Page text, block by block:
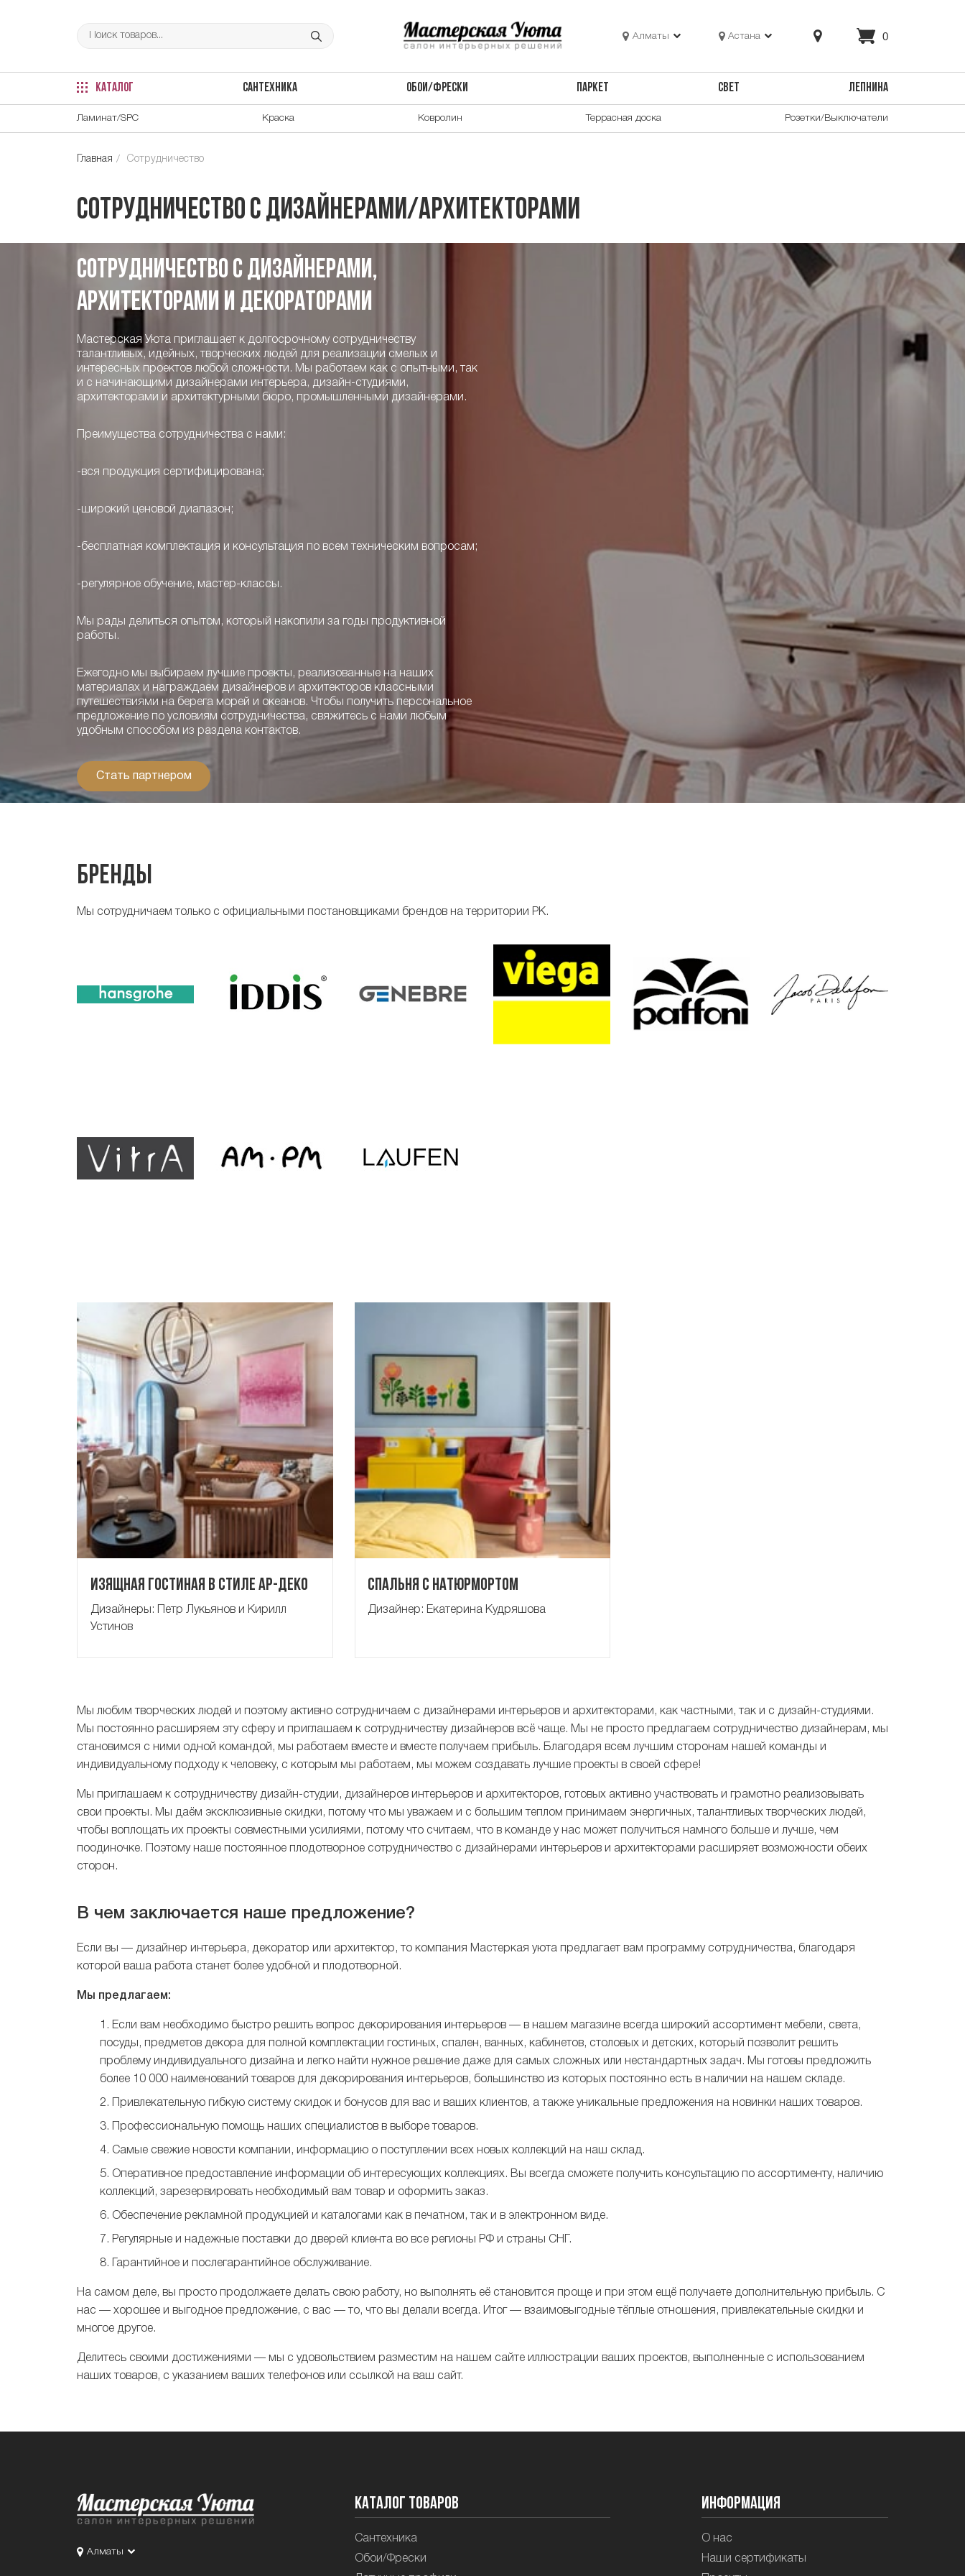
Алматы Астана 0
КАТАЛОГ САНТЕХНИКА ОБОИ/ФРЕСКИ ПАРКЕТ СВЕТ ЛЕПНИНА
Ламинат/SPC Краска Ковролин Террасная доска Розетки/Выключатели
Главная Сотрудничество
Сотрудничество с дизайнерами/архитекторами
Сотрудничество с дизайнерами,
архитекторами и декораторами
Мастерская Уюта приглашает к долгосрочному сотрудничеству
талантливых, идейных, творческих людей для реализации смелых и
интересных проектов любой сложности. Мы работаем как с опытными, так
и с начинающими дизайнерами интерьера, дизайн-студиями,
архитекторами и архитектурными бюро, промышленными дизайнерами.
Преимущества сотрудничества с нами:
-вся продукция сертифицирована;
-широкий ценовой диапазон;
-бесплатная комплектация и консультация по всем техническим вопросам;
-регулярное обучение, мастер-классы.
Мы рады делиться опытом, который накопили за годы продуктивной
работы.
Ежегодно мы выбираем лучшие проекты, реализованные на наших
материалах и награждаем дизайнеров и архитекторов классными
путешествиями на берега морей и океанов. Чтобы получить персональное
предложение по условиям сотрудничества, свяжитесь с нами любым
удобным способом из раздела контактов.
Стать партнером
Бренды
Мы сотрудничаем только с официальными постановщиками брендов на территории РК.
Изящная гостиная в стиле ар-деко
Дизайнеры: Петр Лукьянов и Кирилл
Устинов
Спальня с натюрмортом
Дизайнер: Екатерина Кудряшова
Мы любим творческих людей и поэтому активно сотрудничаем с дизайнерами интерьеров и архитекторами, как частными, так и с дизайн-студиями.
Мы постоянно расширяем эту сферу и приглашаем к сотрудничеству дизайнеров всё чаще. Мы не просто предлагаем сотрудничество дизайнерам, мы
становимся с ними одной командой, мы работаем вместе и вместе получаем прибыль. Благодаря всем лучшим сторонам нашей команды и
индивидуальному подходу к человеку, с которым мы работаем, мы можем создавать лучшие проекты в своей сфере!
Мы приглашаем к сотрудничеству дизайн-студии, дизайнеров интерьеров и архитекторов, готовых активно участвовать и грамотно реализовывать
свои проекты. Мы даём эксклюзивные скидки, потому что мы уважаем и с большим теплом принимаем энергичных, талантливых творческих людей,
чтобы воплощать их проекты совместными усилиями, потому что считаем, что в команде у нас может получиться намного больше и лучше, чем
поодиночке. Поэтому наше постоянное плодотворное сотрудничество с дизайнерами интерьеров и архитекторами расширяет возможности обеих
сторон.
В чем заключается наше предложение?
Если вы — дизайнер интерьера, декоратор или архитектор, то компания Мастеркая уюта предлагает вам программу сотрудничества, благодаря
которой ваша работа станет более удобной и плодотворной.
Мы предлагаем:
Если вам необходимо быстро решить вопрос декорирования интерьеров — в нашем магазине всегда широкий ассортимент мебели, света,
посуды, предметов декора для полной комплектации гостиных, спален, ванных, кабинетов, столовых и детских, который позволит решить
проблему индивидуального дизайна и легко найти нужное решение даже для самых сложных или нестандартных задач. Мы готовы предложить
более 10 000 наименований товаров для декорирования интерьеров, большинство из которых постоянно есть в наличии на нашем складе.
Привлекательную гибкую систему скидок и бонусов для вас и ваших клиентов, а также уникальные предложения на новинки наших товаров.
Профессиональную помощь наших специалистов в выборе товаров.
Самые свежие новости компании, информацию о поступлении всех новых коллекций на наш склад.
Оперативное предоставление информации об интересующих коллекциях. Вы всегда сможете получить консультацию по ассортименту, наличию
коллекций, зарезервировать необходимый вам товар и оформить заказ.
Обеспечение рекламной продукцией и каталогами как в печатном, так и в электронном виде.
Регулярные и надежные поставки до дверей клиента во все регионы РФ и страны СНГ.
Гарантийное и послегарантийное обслуживание.
На самом деле, вы просто продолжаете делать свою работу, но выполнять её становится проще и при этом ещё получаете дополнительную прибыль. С
нас — хорошее и выгодное предложение, с вас — то, что вы делали всегда. Итог — взаимовыгодные тёплые отношения, привлекательные скидки и
многое другое.
Делитесь своими достижениями — мы с удовольствием разместим на нашем сайте иллюстрации ваших проектов, выполненные с использованием
наших товаров, с указанием ваших телефонов или ссылкой на ваш сайт.
Алматы
Каталог товаров
Сантехника
Обои/Фрески
Информация
О нас
Наши сертификаты